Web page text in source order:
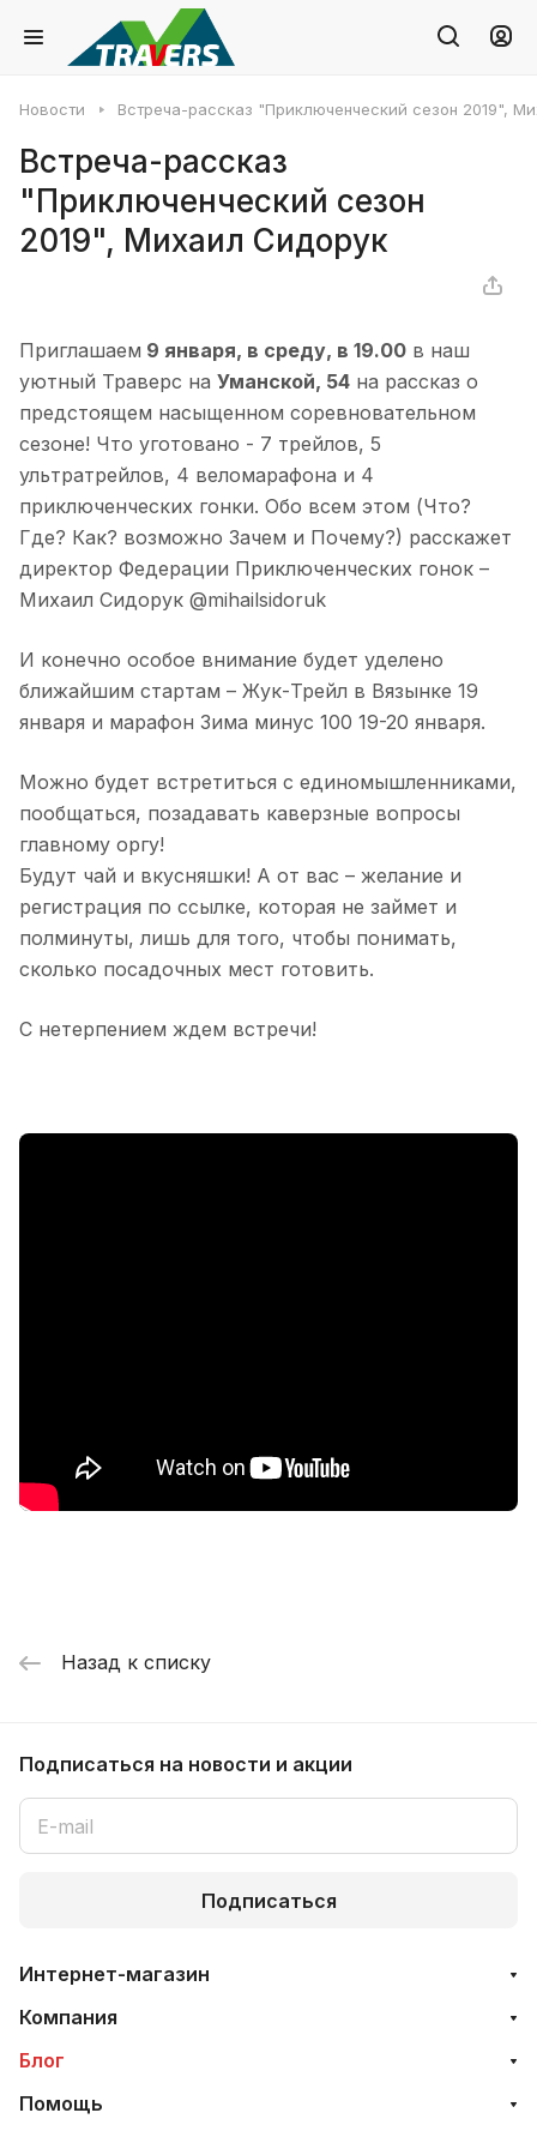
Новости Встреча-рассказ "Приключенческий сезон 2019",
Встреча-рассказ
"Приключенческий сезон
2019", Михаил Сидорук
Приглашаем 9 января, в среду, в 19.00 в наш
уютный Траверс на Уманской, 54 на рассказ о
предстоящем насыщенном соревновательном
сезоне! Что уготовано - 7 трейлов, 5
ультратрейлов, 4 веломарафона и 4
приключенческих гонки. Обо всем этом (Что?
Где? Как? возможно Зачем и Почему?) расскажет
директор Федерации Приключенческих гонок –
Михаил Сидорук @mihailsidoruk
И конечно особое внимание будет уделено
ближайшим стартам – Жук-Трейл в Вязынке 19
января и марафон Зима минус 100 19-20 января.
Можно будет встретиться с единомышленниками,
пообщаться, позадавать каверзные вопросы
главному оргу!
Будут чай и вкусняшки! А от вас – желание и
регистрация по ссылке, которая не займет и
полминуты, лишь для того, чтобы понимать,
сколько посадочных мест готовить.
С нетерпением ждем встречи!
Назад к списку
Подписаться на новости и акции
Подписаться
Интернет-магазин
Компания
Блог
Помощь